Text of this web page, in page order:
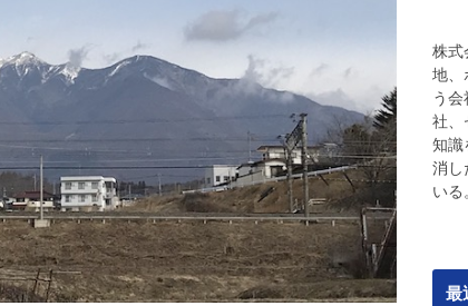
株式
地、
う
社、
知識
消し
いる
最